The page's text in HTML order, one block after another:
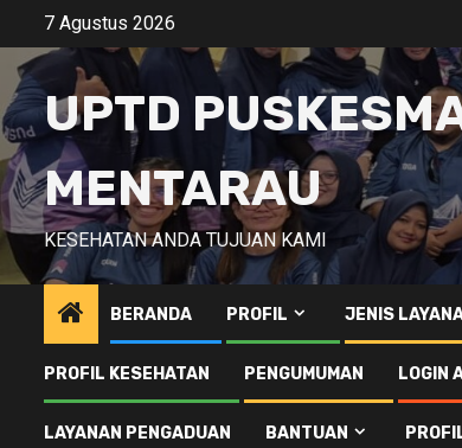
content
7 Agustus 2026
UPTD
MENTARAU
KESEHATAN ANDA TUJUAN KAMI
BERANDA PROFIL JENIS
PROFIL KESEHATAN PENGUMUMAN LOGIN
LAYANAN PENGADUAN BANTUAN